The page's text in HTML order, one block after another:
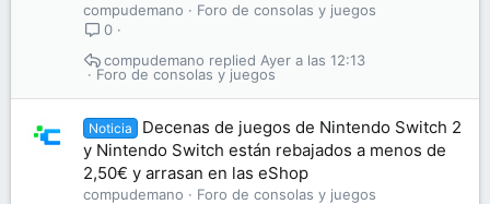
compudemano
Foro de consolas y juegos
0
Foro de consolas y juegos
Ayer a las 12:13
compudemano
Noticia
Decenas de juegos de Nintendo Switch 2
y Nintendo Switch están rebajados a menos de
2,50€ y arrasan en las eShop
compudemano
Foro de consolas y juegos